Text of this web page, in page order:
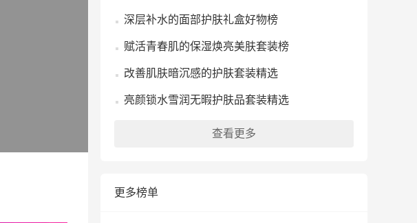
深层补水的面部护肤礼盒好物榜
赋活青春肌的保湿焕亮美肤套装榜
改善肌肤暗沉感的护肤套装精选
亮颜锁水雪润无暇护肤品套装精选
查看更多
更多榜单